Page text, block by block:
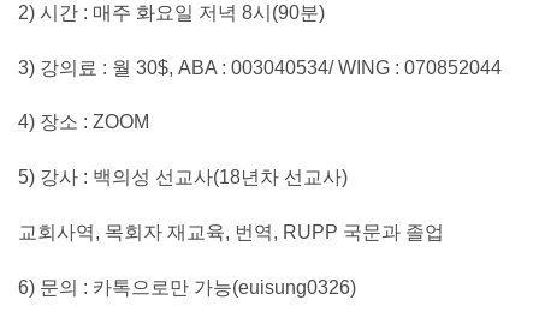
2) 시간 : 매주 화요일 저녁 8시 (90분)
3) 강의료 : 월 30$, ABA : 003040534/ WING : 070852044
4) 장소 : ZOOM
5) 강사 : 백의성 선교사(18년차 선교사)
교회사역, 목회자 재교육, 번역, RUPP 국문과 졸업
6) 문의 : 카톡으로만 가능(euisung0326)